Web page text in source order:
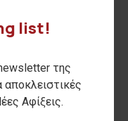
list!
της
αποκλειστικές
Αφίξεις.